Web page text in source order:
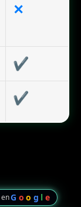
✕
✔
✔
enG o o g l e